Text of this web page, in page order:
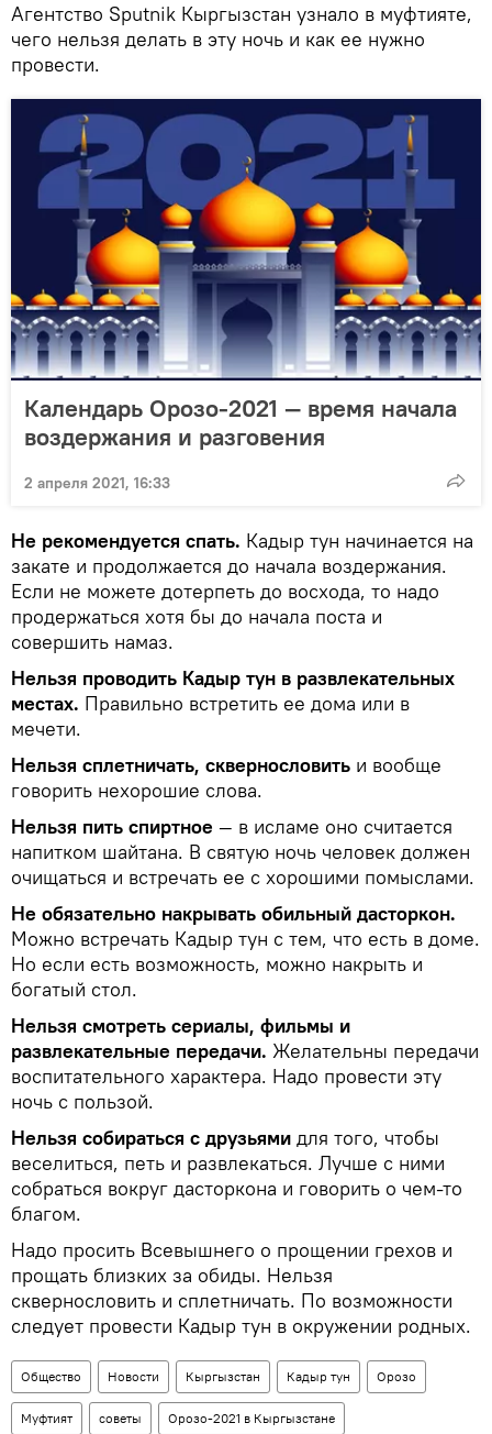
Агентство Sputnik Кыргызстан узнало в муфтияте,
чего нельзя делать в эту ночь и как ее нужно
провести.
Календарь Орозо-2021 — время начала
воздержания и разговения
2 апреля 2021, 16:33
Не рекомендуется спать. Кадыр тун начинается на
закате и продолжается до начала воздержания.
Если не можете дотерпеть до восхода, то надо
продержаться хотя бы до начала поста и
совершить намаз.
Нельзя проводить Кадыр тун в развлекательных
местах. Правильно встретить ее дома или в
мечети.
Нельзя сплетничать, сквернословить и вообще
говорить нехорошие слова.
Нельзя пить спиртное — в исламе оно считается
напитком шайтана. В святую ночь человек должен
очищаться и встречать ее с хорошими помыслами.
Не обязательно накрывать обильный дасторкон.
Можно встречать Кадыр тун с тем, что есть в доме.
Но если есть возможность, можно накрыть и
богатый стол.
Нельзя смотреть сериалы, фильмы и
развлекательные передачи. Желательны передачи
воспитательного характера. Надо провести эту
ночь с пользой.
Нельзя собираться с друзьями для того, чтобы
веселиться, петь и развлекаться. Лучше с ними
собраться вокруг дасторкона и говорить о чем-то
благом.
Надо просить Всевышнего о прощении грехов и
прощать близких за обиды. Нельзя
сквернословить и сплетничать. По возможности
следует провести Кадыр тун в окружении родных.
Общество Новости Кыргызстан Кадыр тун Орозо
Муфтият советы Орозо-2021 в Кыргызстане